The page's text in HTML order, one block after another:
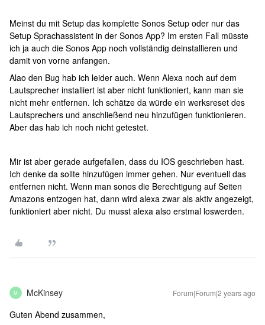
Meinst du mit Setup das komplette Sonos Setup oder nur das
Setup Sprachassistent in der Sonos App? Im ersten Fall müsste
ich ja auch die Sonos App noch vollständig deinstallieren und
damit von vorne anfangen.
Alao den Bug hab ich leider auch. Wenn Alexa noch auf dem
Lautsprecher installiert ist aber nicht funktioniert, kann man sie
nicht mehr entfernen. Ich schätze da würde ein werksreset des
Lautsprechers und anschließend neu hinzufügen funktionieren.
Aber das hab ich noch nicht getestet.
Mir ist aber gerade aufgefallen, dass du IOS geschrieben hast.
Ich denke da sollte hinzufügen immer gehen. Nur eventuell das
entfernen nicht. Wenn man sonos die Berechtigung auf Seiten
Amazons entzogen hat, dann wird alexa zwar als aktiv angezeigt,
funktioniert aber nicht. Du musst alexa also erstmal loswerden.
M McKinsey Forum|Forum|2 years ago
Guten Abend zusammen,